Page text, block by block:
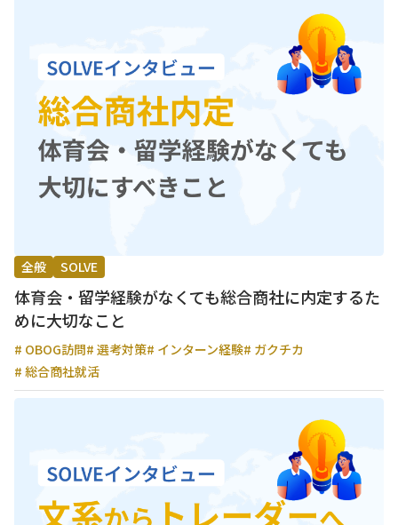
全般 SOLVE
体育会・留学経験がなくても総合商社に内定するた
めに大切なこと
# OBOG訪問# 選考対策# インターン経験# ガクチカ
# 総合商社就活